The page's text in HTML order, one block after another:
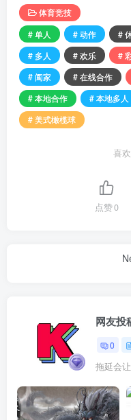
体育竞技
# 单人
# 动作 #
# 多人
# 欢乐 #
# 阖家
# 在线合作
# 本地合作
# 本地多人
# 美式橄榄球
喜
点赞0
网友投
0
拖延会